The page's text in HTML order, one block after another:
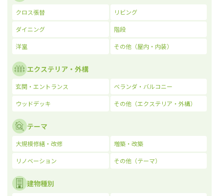
クロス張替 リビング
ダイニング 階段
洋室 その他（屋内・内装）
エクステリア・外構
玄関・エントランス ベランダ・バルコニー
ウッドデッキ その他（エクステリア・外構）
テーマ
大規模修繕・改修 増築・改築
リノベーション その他（テーマ）
建物種別